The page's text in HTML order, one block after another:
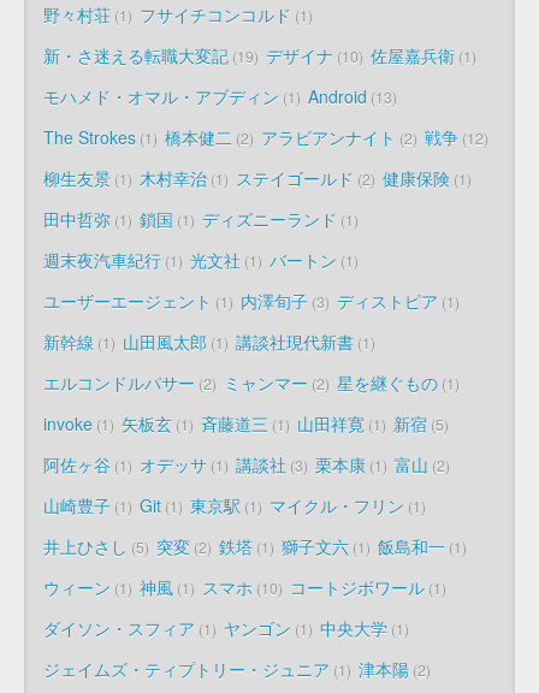
野々村荘 1 フサイチコンコルド 1
新・さ迷える転職大変記 19 デザイナ 10 佐屋嘉兵衛 1
モハメド・オマル・アブディン 1 Android 13
The Strokes 1 橋本健二 2 アラビアンナイト 2 戦争 12
柳生友景 1 木村幸治 1 ステイゴールド 2 健康保険 1
田中哲弥 1 鎖国 1 ディズニーランド 1
週末夜汽車紀行 1 光文社 1 バートン 1
ユーザーエージェント 1 内澤旬子 3 ディストピア 1
新幹線 1 山田風太郎 1 講談社現代新書 1
エルコンドルパサー 2 ミャンマー 2 星を継ぐもの 1
invoke 1 矢板玄 1 斉藤道三 1 山田祥寛 1 新宿 5
阿佐ヶ谷 1 オデッサ 1 講談社 3 栗本康 1 富山 2
山崎豊子 1 Git 1 東京駅 1 マイクル・フリン 1
井上ひさし 5 突変 2 鉄塔 1 獅子文六 1 飯島和一 1
ウィーン 1 神風 1 スマホ 10 コートジボワール 1
ダイソン・スフィア 1 ヤンゴン 1 中央大学 1
ジェイムズ・ティプトリー・ジュニア 1 津本陽 2